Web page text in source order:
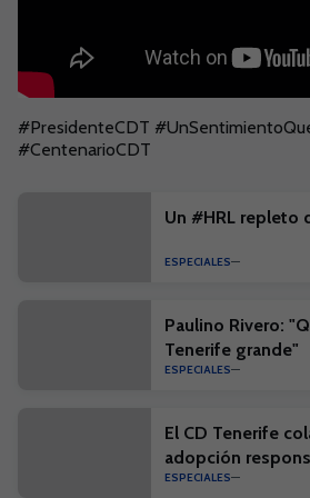
#PresidenteCDT
#CentenarioCDT
Un #HRL repleto
ESPECIALES
Paulino Rivero:
Tenerife grande"
ESPECIALES
El CD Tenerife
adopción
ESPECIALES